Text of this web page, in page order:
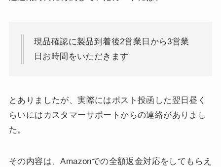
現品確認に製品到着後2営業日から3営業
日お時間をいただきます
とありましたが、実際にはポスト投函した翌日昼く
らいにはカスタマーサポートからの連絡がありまし
た。
その内容は、Amazonでの全額返金対応をしてもらえ